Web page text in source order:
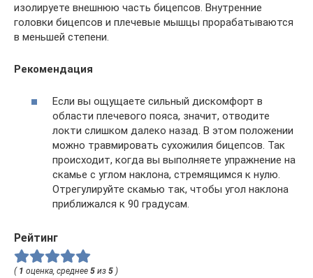
изолируете внешнюю часть бицепсов. Внутренние
головки бицепсов и плечевые мышцы прорабатываются
в меньшей степени.
Рекомендация
Если вы ощущаете сильный дискомфорт в
области плечевого пояса, значит, отводите
локти слишком далеко назад. В этом положении
можно травмировать сухожилия бицепсов. Так
происходит, когда вы выполняете упражнение на
скамье с углом наклона, стремящимся к нулю.
Отрегулируйте скамью так, чтобы угол наклона
приближался к 90 градусам.
Рейтинг
( 1 оценка, среднее 5 из 5 )